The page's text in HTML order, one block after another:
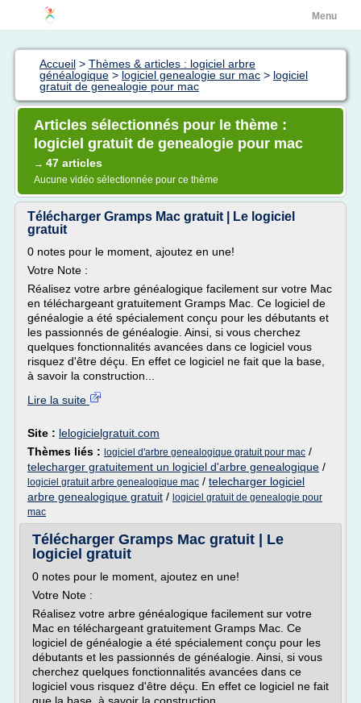
Menu
Accueil > Thèmes & articles : logiciel arbre
généalogique > logiciel genealogie sur mac > logiciel
gratuit de genealogie pour mac
Articles sélectionnés pour le thème :
logiciel gratuit de genealogie pour mac
→ 47 articles
Aucune vidéo sélectionnée pour ce thème
Télécharger Gramps Mac gratuit | Le logiciel
gratuit
0 notes pour le moment, ajoutez en une!
Votre Note :
Réalisez votre arbre généalogique facilement sur votre Mac
en téléchargeant gratuitement Gramps Mac. Ce logiciel de
généalogie a été spécialement conçu pour les débutants et
les passionnés de généalogie. Ainsi, si vous cherchez
quelques fonctionnalités avancées dans ce logiciel vous
risquez d'être déçu. En effet ce logiciel ne fait que la base,
à savoir la construction...
Lire la suite
Site : lelogicielgratuit.com
Thèmes liés : logiciel d'arbre genealogique gratuit pour mac /
telecharger gratuitement un logiciel d'arbre genealogique /
logiciel gratuit arbre genealogique mac / telecharger logiciel
arbre genealogique gratuit / logiciel gratuit de genealogie pour
mac
Télécharger Gramps Mac gratuit | Le
logiciel gratuit
0 notes pour le moment, ajoutez en une!
Votre Note :
Réalisez votre arbre généalogique facilement sur votre
Mac en téléchargeant gratuitement Gramps Mac. Ce
logiciel de généalogie a été spécialement conçu pour les
débutants et les passionnés de généalogie. Ainsi, si vous
cherchez quelques fonctionnalités avancées dans ce
logiciel vous risquez d'être déçu. En effet ce logiciel ne fait